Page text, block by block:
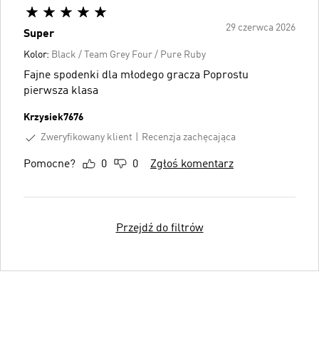
29 czerwca 2026
Super
Kolor: Black / Team Grey Four / Pure Ruby
Fajne spodenki dla młodego gracza Poprostu
pierwsza klasa
Krzysiek7676
Zweryfikowany klient
Recenzja zachęcająca
Pomocne? 0 0 Zgłoś komentarz
Przejdź do filtrów